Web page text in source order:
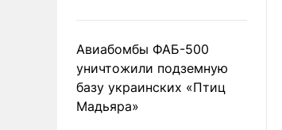
Авиабомбы ФАБ-500
уничтожили подземную
базу украинских «Птиц
Мадьяра»